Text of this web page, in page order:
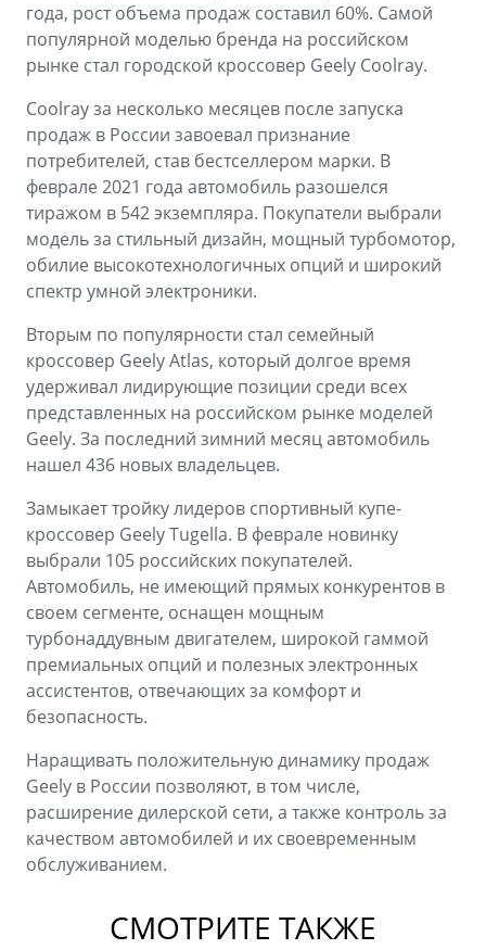
MONJARO
от 4 349 990 ₽*
PREFACE
от 3 079 990 ₽*
Аксессуары
ФИНАНСЫ И УСЛУГИ
Автокредит
Расчет КАСКО
Страхование
GEELY Лизинг
Советы по эксплуатации
Спецпредложения
ПОДДЕРЖКА
Помощь на дорогах
Гарантия Geely
Сервисная книжка
Вопросы и ответы
года, рост объема продаж составил 60%. Самой
популярной моделью бренда на российском
рынке стал городской кроссовер Geely Coolray.
Coolray за несколько месяцев после запуска
продаж в России завоевал признание
потребителей, став бестселлером марки. В
феврале 2021 года автомобиль разошелся
тиражом в 542 экземпляра. Покупатели выбрали
модель за стильный дизайн, мощный турбомотор,
обилие высокотехнологичных опций и широкий
спектр умной электроники.
Вторым по популярности стал семейный
кроссовер Geely Atlas, который долгое время
удерживал лидирующие позиции среди всех
представленных на российском рынке моделей
Geely. За последний зимний месяц автомобиль
нашел 436 новых владельцев.
Замыкает тройку лидеров спортивный купе-
кроссовер Geely Tugella. В феврале новинку
выбрали 105 российских покупателей.
Автомобиль, не имеющий прямых конкурентов в
своем сегменте, оснащен мощным
турбонаддувным двигателем, широкой гаммой
премиальных опций и полезных электронных
ассистентов, отвечающих за комфорт и
безопасность.
Наращивать положительную динамику продаж
Geely в России позволяют, в том числе,
расширение дилерской сети, а также контроль за
качеством автомобилей и их своевременным
обслуживанием.
СМОТРИТЕ ТАКЖЕ